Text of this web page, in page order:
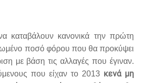
καταβάλουν κανονικά την πρώτη
ποσό φόρου που θα προκύψει
με βάση τις αλλαγές που έγιναν.
που είχαν το 2013 κενά μη